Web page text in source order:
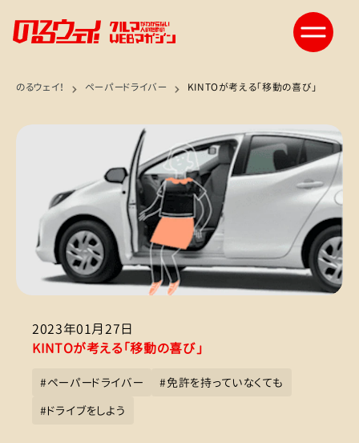
のるウェイ！ ペーパードライバー KINTOが考える「移動の喜び」
2023年01月27日
KINTOが考える「移動の喜び」
#ペーパードライバー #免許を持っていなくても
#ドライブをしよう